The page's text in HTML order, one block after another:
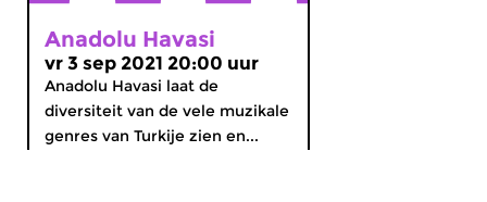
Anadolu Havasi
vr 3 sep 2021 20:00 uur
Anadolu Havasi laat de
diversiteit van de vele muzikale
genres van Turkije zien en...